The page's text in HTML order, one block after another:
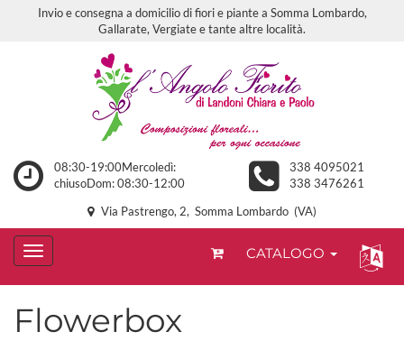
Invio e consegna a domicilio di fiori e piante a Somma Lombardo,
Gallarate, Vergiate e tante altre località.
08:30-19:00Mercoledì:
chiusoDom: 08:30-12:00
338 4095021
338 3476261
Via Pastrengo, 2, Somma Lombardo (VA)
CATALOGO
Flowerbox